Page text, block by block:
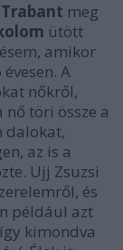
Trabant meg
ütött
amikor
A
nőkről,
töri össze a
dalokat,
az is a
Ujj Zsuzsi
és
például azt
kimondva